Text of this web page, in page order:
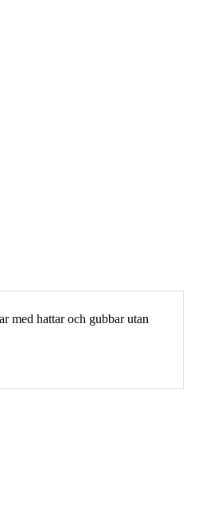
med hattar och gubbar utan